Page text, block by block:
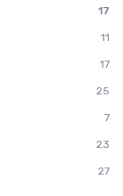
17
11
17
25
7
23
27